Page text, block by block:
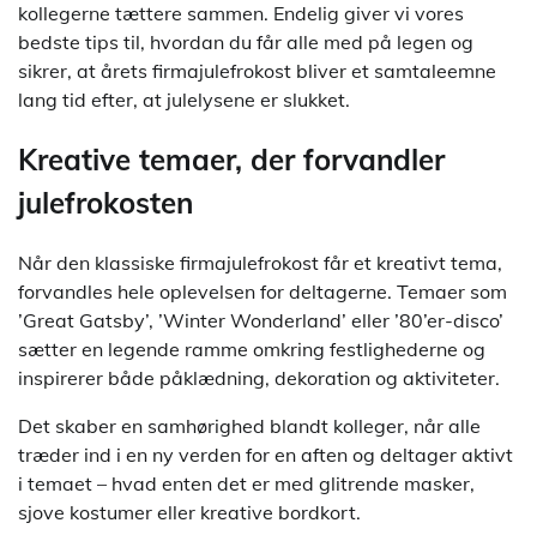
kollegerne tættere sammen. Endelig giver vi vores
bedste tips til, hvordan du får alle med på legen og
sikrer, at årets firmajulefrokost bliver et samtaleemne
lang tid efter, at julelysene er slukket.
Kreative temaer, der forvandler
julefrokosten
Når den klassiske firmajulefrokost får et kreativt tema,
forvandles hele oplevelsen for deltagerne. Temaer som
’Great Gatsby’, ’Winter Wonderland’ eller ’80’er-disco’
sætter en legende ramme omkring festlighederne og
inspirerer både påklædning, dekoration og aktiviteter.
Det skaber en samhørighed blandt kolleger, når alle
træder ind i en ny verden for en aften og deltager aktivt
i temaet – hvad enten det er med glitrende masker,
sjove kostumer eller kreative bordkort.